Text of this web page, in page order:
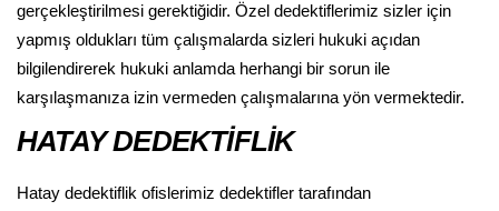
gerçekleştirilmesi gerektiğidir. Özel dedektiflerimiz sizler için
yapmış oldukları tüm çalışmalarda sizleri hukuki açıdan
bilgilendirerek hukuki anlamda herhangi bir sorun ile
karşılaşmanıza izin vermeden çalışmalarına yön vermektedir.
HATAY DEDEKTİFLİK
Hatay dedektiflik ofislerimiz dedektifler tarafından